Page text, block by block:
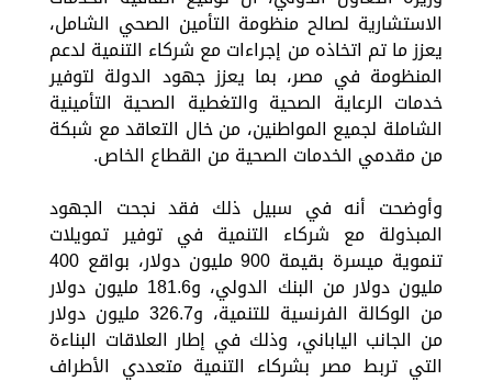
الاستشارية لصالح منظومة التأمين الصحي الشامل،
يعزز ما تم اتخاذه من إجراءات مع شركاء التنمية لدعم
المنظومة في مصر، بما يعزز جهود الدولة لتوفير
خدمات الرعاية الصحية والتغطية الصحية التأمينية
الشاملة لجميع المواطنين، من خال التعاقد مع شبكة
من مقدمي الخدمات الصحية من القطاع الخاص.
وأوضحت أنه في سبيل ذلك فقد نجحت الجهود
المبذولة مع شركاء التنمية في توفير تمويلات
تنموية ميسرة بقيمة 900 مليون دولار، بواقع 400
مليون دولار من البنك الدولي، و181.6 مليون دولار
من الوكالة الفرنسية للتنمية، و326.7 مليون دولار
من الجانب الياباني، وذلك في إطار العلاقات البناءة
التي تربط مصر بشركاء التنمية متعددي الأطراف